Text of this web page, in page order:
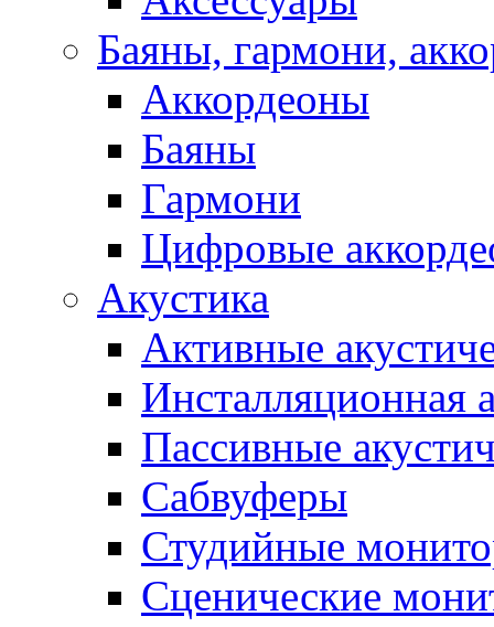
Баяны, гармони,
Аккордеоны
Баяны
Гармони
Цифровые
Акустика
Активные
Инсталляционная
Пассивные
Сабвуферы
Студийные
Сценические